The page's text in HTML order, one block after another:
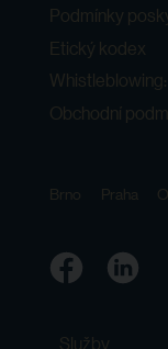
Podmínky
Etický kodex
Obchodní
Brno Praha
Služby